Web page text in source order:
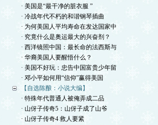
· 美国是“最干净的脏衣服 ”
· 冷战年代不朽的和谐钢琴插曲
· 为何美国人平均寿命在发达国家中
· 究竟什么是奥运最大的兴奋剂？
· 西洋镜照中国：最长命的法西斯与
· 华裔美国人要醒悟什么？
· 美国不好玩：忠告中国富贵少年留
· 邓小平如何用“信仰”赢得美国
【自选陈酿：小说大编】
· 特殊年代普通人被俺弄成二品
· 山伢子传奇5：山伢子成了山爷
· 山伢子传奇4 救人要紧